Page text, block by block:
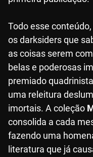
Todo esse
os darksiders que
as coisas serem
belas e poderosas
premiado
uma releitura
imortais. A coleção
consolida a cada
fazendo uma
literatura que já